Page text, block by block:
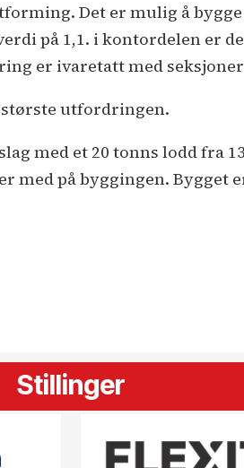
Det er mulig å
på 1,1. i kontordelen er
er ivaretatt med
utfordringen.
med et 20 tonns lodd fra
med på byggingen.
Stillinger